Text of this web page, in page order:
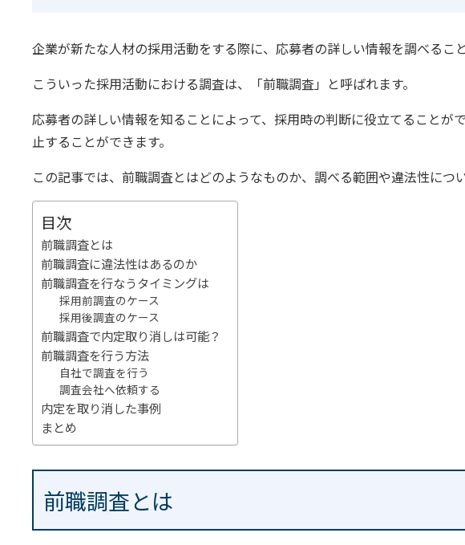
企業が新たな人材の採用活動をする際に、応募者の詳しい情報を調べること
こういった採用活動における調査は、「前職調査」と呼ばれます。
応募者の詳しい情報を知ることによって、採用時の判断に役立てることが
止することができます。
この記事では、前職調査とはどのようなものか、調べる範囲や違法性につ
目次
前職調査とは
前職調査に違法性はあるのか
前職調査を行なうタイミングは
採用前調査のケース
採用後調査のケース
前職調査で内定取り消しは可能？
前職調査を行う方法
自社で調査を行う
調査会社へ依頼する
内定を取り消した事例
まとめ
前職調査とは